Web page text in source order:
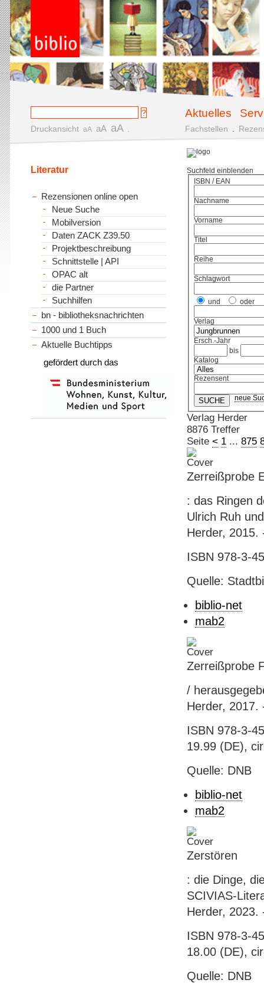
Aktuelles
Druckansicht aA aA aA Fachstellen
Suchfeld einblenden
ISBN / EAN
Nachname
Vorname
Titel
Reihe
Schlagwort
und oder
Verlag
Ersch.-Jahr
bis
Katalog
Rezensent
neue
Verlag Herder
8876 Treffer
Seite < 1... 875
Zerreißprobe
: das Ringen
Ulrich Ruh
Herder, 2015.
ISBN 978-3-
Quelle:
biblio-net
mab2
Zerreißprobe
/
Herder, 2017.
ISBN 978-3-
19.99 (DE),
Quelle: DNB
biblio-net
mab2
Zerstören
: die Dinge,
SCIVIAS-
Herder, 2023.
ISBN 978-3-
18.00 (DE),
Quelle: DNB
Literatur
Rezensionen online open
Neue Suche
Mobilversion
Daten ZACK Z39.50
Projektbeschreibung
Schnittstelle | API
OPAC alt
die Partner
Suchhilfen
bn - bibliotheksnachrichten
1000 und 1 Buch
Aktuelle Buchtipps
gefördert durch das